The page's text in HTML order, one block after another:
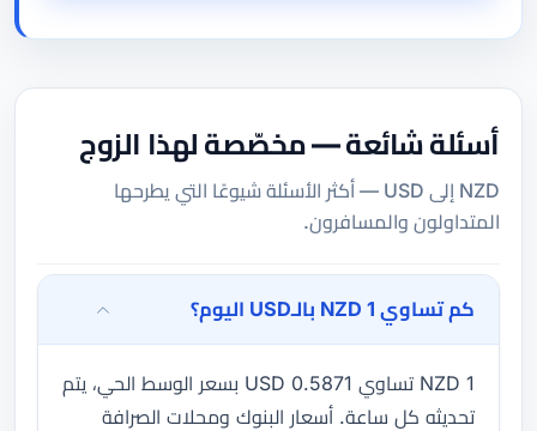
أسئلة شائعة — مخصّصة لهذا الزوج
NZD إلى USD — أكثر الأسئلة شيوعًا التي يطرحها
المتداولون والمسافرون.
كم تساوي 1 NZD بالـUSD اليوم؟
1 NZD تساوي 0.5871 USD بسعر الوسط الحي، يتم
تحديثه كل ساعة. أسعار البنوك ومحلات الصرافة